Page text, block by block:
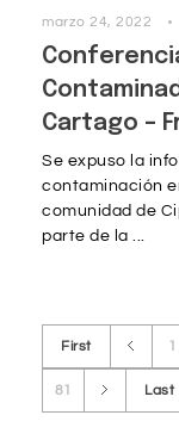
marzo 24, 2022
Cartago –
Se expuso la
contaminación
comunidad de
parte de la ...
First 1
81 Last